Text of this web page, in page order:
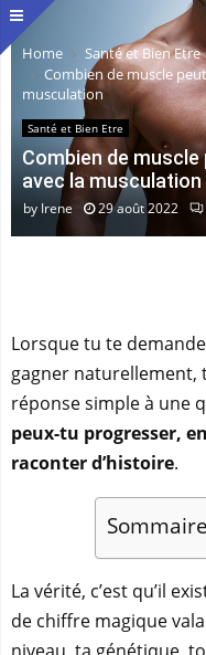
Home
Santé et Bien Etre
Combien de muscle
musculation
Santé et Bien Etre
Combien de
avec la musculation
by Irene 29 août 2022
Lorsque tu te
gagner naturellement,
réponse simple à une
peux-tu progresser,
raconter d’histoire.
La vérité, c’est qu’il
de chiffre magique